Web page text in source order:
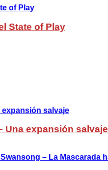
State of Play
Una expansión salvaje